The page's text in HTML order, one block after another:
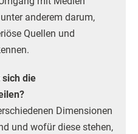
anderem darum,
Quellen und
sich die
Dimensionen
und wofür diese stehen,